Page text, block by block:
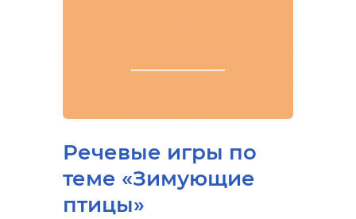
Речевые игры по
теме «Зимующие
птицы»